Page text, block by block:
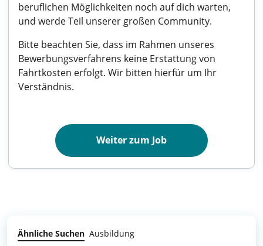
beruflichen Möglichkeiten noch auf dich warten,
und werde Teil unserer großen Community.
Bitte beachten Sie, dass im Rahmen unseres
Bewerbungsverfahrens keine Erstattung von
Fahrtkosten erfolgt. Wir bitten hierfür um Ihr
Verständnis.
Weiter zum Job
Ähnliche Suchen Ausbildung